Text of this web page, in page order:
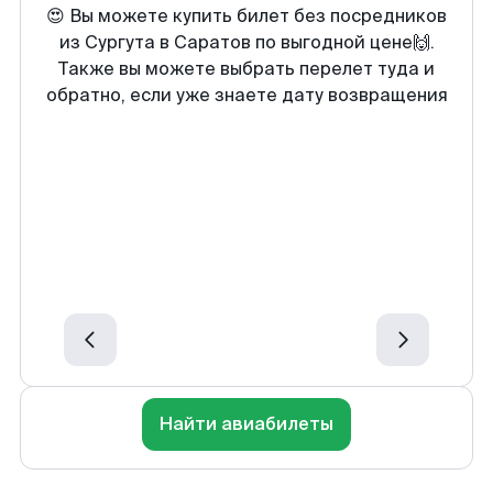
😍 Вы можете купить билет без посредников
из Сургута в Саратов по выгодной цене🙌.
Также вы можете выбрать перелет туда и
обратно, если уже знаете дату возвращения
Найти авиабилеты